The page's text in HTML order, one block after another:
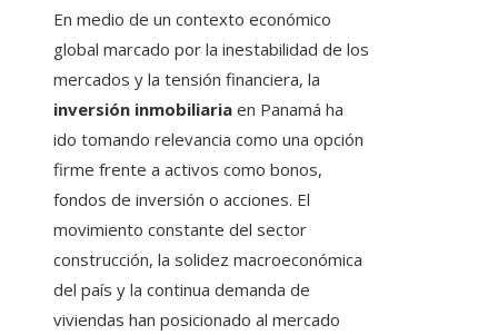
En medio de un contexto económico
global marcado por la inestabilidad de los
mercados y la tensión financiera, la
inversión inmobiliaria en Panamá ha
ido tomando relevancia como una opción
firme frente a activos como bonos,
fondos de inversión o acciones. El
movimiento constante del sector
construcción, la solidez macroeconómica
del país y la continua demanda de
viviendas han posicionado al mercado